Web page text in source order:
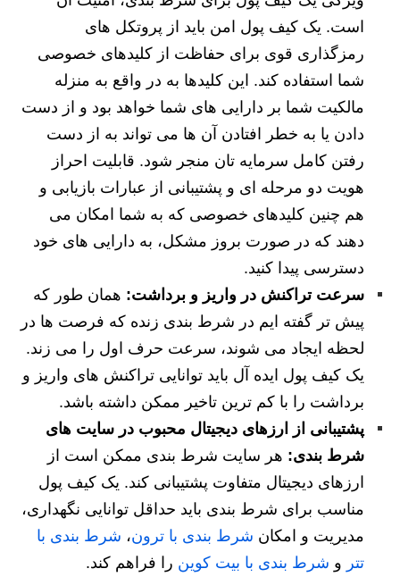
است. یک کیف پول امن باید از پروتکل های
رمزگذاری قوی برای حفاظت از کلیدهای خصوصی
شما استفاده کند. این کلیدها به در واقع به منزله
مالکیت شما بر دارایی های شما خواهد بود و از دست
دادن یا به خطر افتادن آن ها می تواند به از دست
رفتن کامل سرمایه تان منجر شود. قابلیت احراز
هویت دو مرحله ای و پشتیبانی از عبارات بازیابی و
هم چنین کلیدهای خصوصی که به شما امکان می
دهند که در صورت بروز مشکل، به دارایی های خود
دسترسی پیدا کنید.
سرعت تراکنش در واریز و برداشت: همان طور که
پیش تر گفته ایم در شرط بندی زنده که فرصت ها در
لحظه ایجاد می شوند، سرعت حرف اول را می زند.
یک کیف پول ایده آل باید توانایی تراکنش های واریز و
برداشت را با کم ترین تاخیر ممکن داشته باشد.
پشتیبانی از ارزهای دیجیتال محبوب در سایت ‌های
شرط بندی: هر سایت شرط بندی ممکن است از
ارزهای دیجیتال متفاوت پشتیبانی کند. یک کیف پول
مناسب برای شرط بندی باید حداقل توانایی نگهداری،
مدیریت و امکان شرط بندی با ترون، شرط بندی با
تتر و شرط بندی با بیت کوین را فراهم کند.